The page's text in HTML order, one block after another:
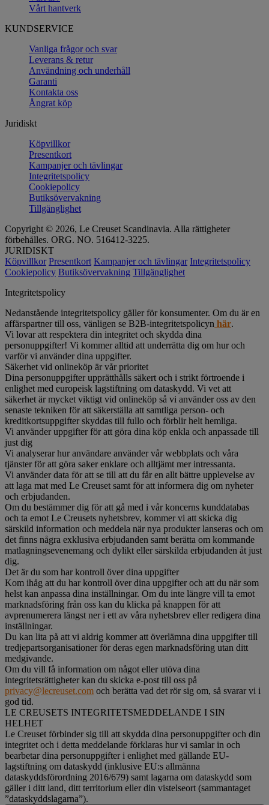
Vårt hantverk
KUNDSERVICE
Vanliga frågor och svar
Leverans & retur
Användning och underhåll
Garanti
Kontakta oss
Ångrat köp
Juridiskt
Köpvillkor
Presentkort
Kampanjer och tävlingar
Integritetspolicy
Cookiepolicy
Butiksövervakning
Tillgänglighet
Copyright © 2026, Le Creuset Scandinavia. Alla rättigheter
förbehålles. ORG. NO. 516412-3225.
JURIDISKT
Köpvillkor Presentkort Kampanjer och tävlingar Integritetspolicy
Cookiepolicy Butiksövervakning Tillgänglighet
Integritetspolicy
Nedanstående integritetspolicy gäller för konsumenter. Om du är en
affärspartner till oss, vänligen se B2B-integritetspolicyn här.
Vi lovar att respektera din integritet och skydda dina
personuppgifter! Vi kommer alltid att underrätta dig om hur och
varför vi använder dina uppgifter.
Säkerhet vid onlineköp är vår prioritet
Dina personuppgifter upprätthålls säkert och i strikt förtroende i
enlighet med europeisk lagstiftning om dataskydd. Vi vet att
säkerhet är mycket viktigt vid onlineköp så vi använder oss av den
senaste tekniken för att säkerställa att samtliga person- och
kreditkortsuppgifter skyddas till fullo och förblir helt hemliga.
Vi använder uppgifter för att göra dina köp enkla och anpassade till
just dig
Vi analyserar hur användare använder vår webbplats och våra
tjänster för att göra saker enklare och alltjämt mer intressanta.
Vi använder data för att se till att du får en allt bättre upplevelse av
att laga mat med Le Creuset samt för att informera dig om nyheter
och erbjudanden.
Om du bestämmer dig för att gå med i vår koncerns kunddatabas
och ta emot Le Creusets nyhetsbrev, kommer vi att skicka dig
särskild information och meddela när nya produkter lanseras och om
det finns några exklusiva erbjudanden samt berätta om kommande
matlagningsevenemang och dylikt eller särskilda erbjudanden åt just
dig.
Det är du som har kontroll över dina uppgifter
Kom ihåg att du har kontroll över dina uppgifter och att du när som
helst kan anpassa dina inställningar. Om du inte längre vill ta emot
marknadsföring från oss kan du klicka på knappen för att
avprenumerera längst ner i ett av våra nyhetsbrev eller redigera dina
inställningar.
Du kan lita på att vi aldrig kommer att överlämna dina uppgifter till
tredjepartsorganisationer för deras egen marknadsföring utan ditt
medgivande.
Om du vill få information om något eller utöva dina
integritetsrättigheter kan du skicka e-post till oss på
privacy@lecreuset.com och berätta vad det rör sig om, så svarar vi i
god tid.
LE CREUSETS INTEGRITETSMEDDELANDE I SIN
HELHET
Le Creuset förbinder sig till att skydda dina personuppgifter och din
integritet och i detta meddelande förklaras hur vi samlar in och
bearbetar dina personuppgifter i enlighet med gällande EU-
lagstiftning om dataskydd (inklusive EU:s allmänna
dataskyddsförordning 2016/679) samt lagarna om dataskydd som
gäller i ditt land, ditt territorium eller din vistelseort (sammantaget
”dataskyddslagarna”).